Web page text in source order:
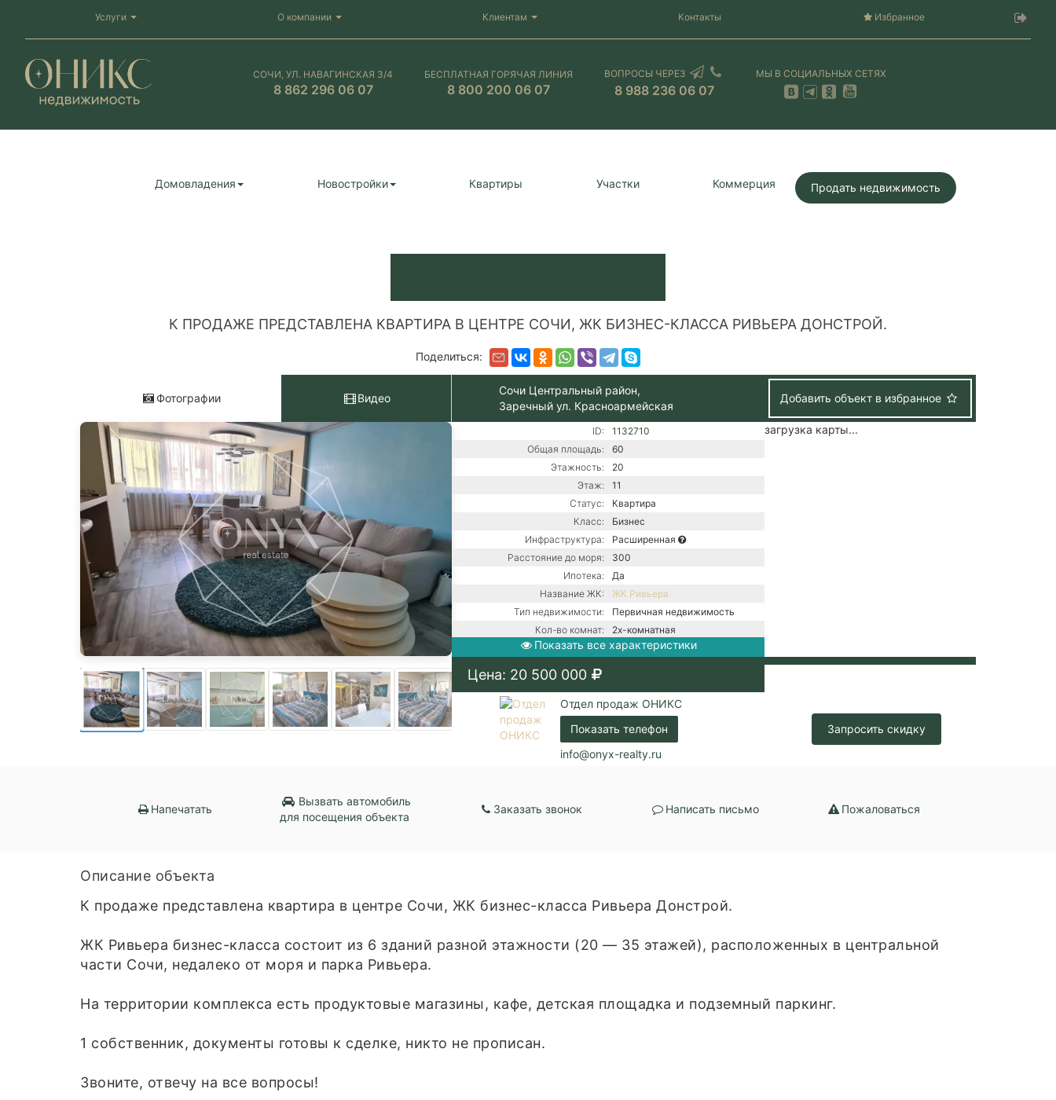
Услуги О компании Клиентам Контакты Избранное
СОЧИ, УЛ. НАВАГИНСКАЯ 3/4
8 862 296 06 07
БЕСПЛАТНАЯ ГОРЯЧАЯ ЛИНИЯ
8 800 200 06 07
ВОПРОСЫ ЧЕРЕЗ
8 988 236 06 07
МЫ В СОЦИАЛЬНЫХ СЕТЯХ
Домовладения Новостройки Квартиры Участки Коммерция Продать недвижимость
К ПРОДАЖЕ ПРЕДСТАВЛЕНА КВАРТИРА В ЦЕНТРЕ СОЧИ, ЖК БИЗНЕС-КЛАССА РИВЬЕРА ДОНСТРОЙ.
Поделиться:
Фотографии Видео
Сочи Центральный район,
Заречный ул. Красноармейская
Добавить объект в избранное
ID:
1132710
Общая площадь:
60
Этажность:
20
Этаж:
11
Статус:
Квартира
Класс:
Бизнес
Инфраструктура:
Расширенная
Расстояние до моря:
300
Ипотека:
Да
Название ЖК:
ЖК Ривьера
Тип недвижимости:
Первичная недвижимость
Кол-во комнат:
2х-комнатная
Тип дома:
Монолитно-блочное
Вид из окон:
Ремонт:
Балкон:
Нет
Коммуникации:
Газ / Центральная канализация /
Центральное водоснабжение /
Центральное отопление
Показать все характеристики
загрузка карты...
Цена: 20 500 000
Отдел продаж ОНИКС
Показать телефон
info@onyx-realty.ru
Запросить скидку
Напечатать
Вызвать автомобиль
для посещения объекта
Заказать звонок Написать письмо Пожаловаться
Описание объекта
К продаже представлена квартира в центре Сочи, ЖК бизнес-класса Ривьера Донстрой.
ЖК Ривьера бизнес-класса состоит из 6 зданий разной этажности (20 — 35 этажей), расположенных в центральной
части Сочи, недалеко от моря и парка Ривьера.
На территории комплекса есть продуктовые магазины, кафе, детская площадка и подземный паркинг.
1 собственник, документы готовы к сделке, никто не прописан.
Звоните, отвечу на все вопросы!